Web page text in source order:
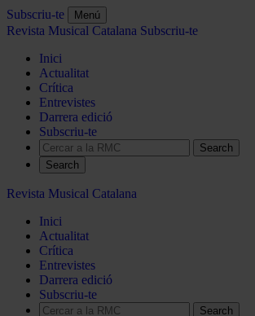
Subscriu-te Menú
Revista Musical Catalana Subscriu-te
Inici
Actualitat
Crítica
Entrevistes
Darrera edició
Subscriu-te
Search
Revista Musical Catalana
Inici
Actualitat
Crítica
Entrevistes
Darrera edició
Subscriu-te